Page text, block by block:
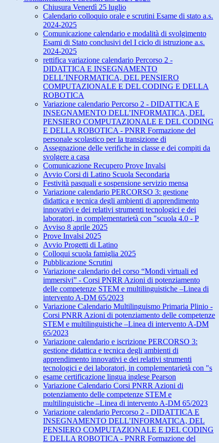
Chiusura Venerdì 25 luglio
Calendario colloquio orale e scrutini Esame di stato a.s.
2024-2025
Comunicazione calendario e modalità di svolgimento
Esami di Stato conclusivi del I ciclo di istruzione a.s.
2024-2025
rettifica variazione calendario Percorso 2 -
DIDATTICA E INSEGNAMENTO
DELL’INFORMATICA, DEL PENSIERO
COMPUTAZIONALE E DEL CODING E DELLA
ROBOTICA
Variazione calendario Percorso 2 - DIDATTICA E
INSEGNAMENTO DELL’INFORMATICA, DEL
PENSIERO COMPUTAZIONALE E DEL CODING
E DELLA ROBOTICA - PNRR Formazione del
personale scolastico per la transizione di
Assegnazione delle verifiche in classe e dei compiti da
svolgere a casa
Comunicazione Recupero Prove Invalsi
Avvio Corsi di Latino Scuola Secondaria
Festività pasquali e sospensione servizio mensa
Variazione calendario PERCORSO 3: gestione
didattica e tecnica degli ambienti di apprendimento
innovativi e dei relativi strumenti tecnologici e dei
laboratori, in complementarietà con "scuola 4.0 - P
Avviso 8 aprile 2025
Prove Invalsi 2025
Avvio Progetti di Latino
Colloqui scuola famiglia 2025
Pubblicazione Scrutini
Variazione calendario del corso “Mondi virtuali ed
immersivi” - Corsi PNRR Azioni di potenziamento
delle competenze STEM e multilinguistiche –Linea di
intervento A-DM 65/2023
Variazione Calendario Multilinguismo Primaria Plinio -
Corsi PNRR Azioni di potenziamento delle competenze
STEM e multilinguistiche –Linea di intervento A-DM
65/2023
Variazione calendario e iscrizione PERCORSO 3:
gestione didattica e tecnica degli ambienti di
apprendimento innovativi e dei relativi strumenti
tecnologici e dei laboratori, in complementarietà con "s
esame certificazione lingua inglese Pearson
Variazione Calendario Corsi PNRR Azioni di
potenziamento delle competenze STEM e
multilinguistiche –Linea di intervento A-DM 65/2023
Variazione calendario Percorso 2 - DIDATTICA E
INSEGNAMENTO DELL’INFORMATICA, DEL
PENSIERO COMPUTAZIONALE E DEL CODING
E DELLA ROBOTICA - PNRR Formazione del